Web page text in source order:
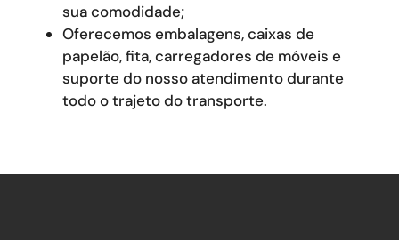
sua comodidade;
Oferecemos embalagens, caixas de
papelão, fita, carregadores de móveis e
suporte do nosso atendimento durante
todo o trajeto do transporte.